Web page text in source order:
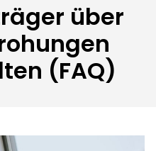
Donnerstag:
Uhr & 13:30 - 17:00 Uhr
über
(FAQ)